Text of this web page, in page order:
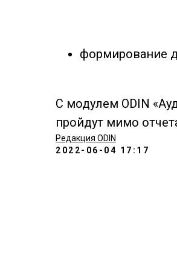
формирование
С модулем ODIN
пройдут мимо
Редакция ODIN
2022-06-04 17:17